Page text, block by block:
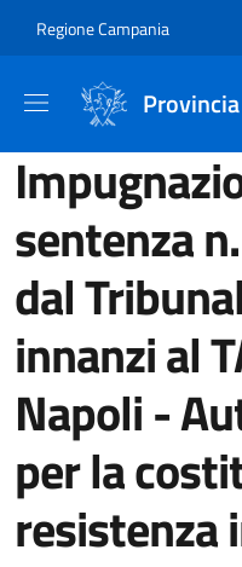
Regione Campania
sentenza
dal
innanzi al
Napoli -
per la
resistenza